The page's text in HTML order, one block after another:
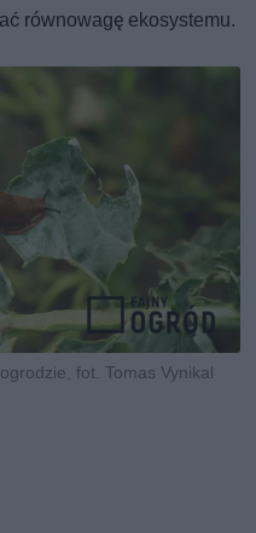
równowagę ekosystemu.
fot. Tomas Vynikal